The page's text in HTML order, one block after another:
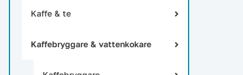
Kaffe & te
Kaffebryggare & vattenkokare